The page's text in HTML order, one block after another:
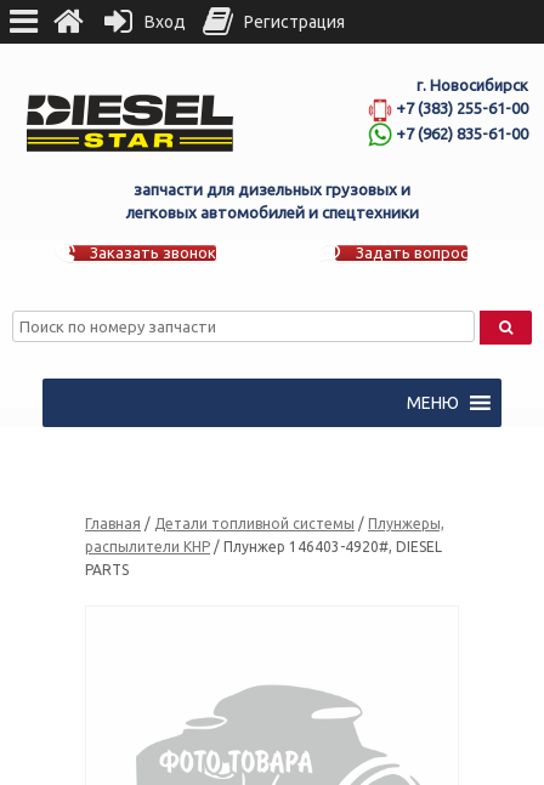
г. Новосибирск
+7 (383) 255-61-00
+7 (962) 835-61-00
запчасти для дизельных грузовых и
легковых автомобилей и спецтехники
Заказать звонок Задать вопрос
МЕНЮ
Главная / Детали топливной системы / Плунжеры,
распылители КНР / Плунжер 146403-4920#, DIESEL
PARTS
Вход Регистрация